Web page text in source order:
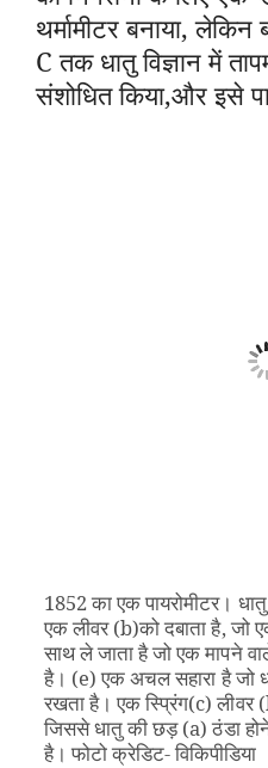
थर्मामीटर बनाया,
C तक धातु विज्ञान में
संशोधित किया,और इसे
1852 का एक पायरोमीटर।
एक लीवर (b)को दबाता है,
साथ ले जाता है जो एक मापने
है। (e) एक अचल सहारा है जो
रखता है। एक स्प्रिंग(c) लीवर
जिससे धातु की छड़ (a) ठंडा
है। फोटो क्रेडिट- विकिपीडिया